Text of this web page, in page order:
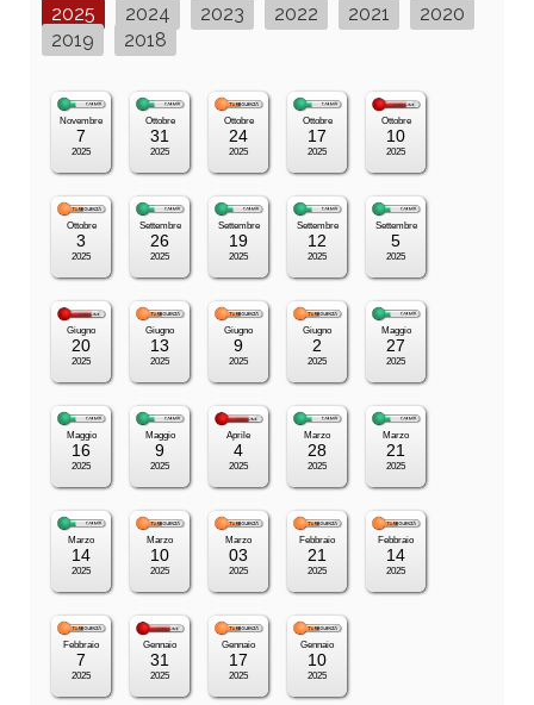
2025 2024 2023 2022 2021
2020
2019
2018
Novembre
7
2025
Ottobre
31
2025
Ottobre
24
2025
Ottobre
17
2025
Ottobre
10
2025
Ottobre
3
2025
Settembre
26
2025
Settembre
19
2025
Settembre
12
2025
Settembre
5
2025
Giugno
20
2025
Giugno
13
2025
Giugno
9
2025
Giugno
2
2025
Maggio
27
2025
Maggio
16
2025
Maggio
9
2025
Aprile
4
2025
Marzo
28
2025
Marzo
21
2025
Marzo
14
2025
Marzo
10
2025
Marzo
03
2025
Febbraio
21
2025
Febbraio
14
2025
Febbraio
7
2025
Gennaio
31
2025
Gennaio
17
2025
Gennaio
10
2025